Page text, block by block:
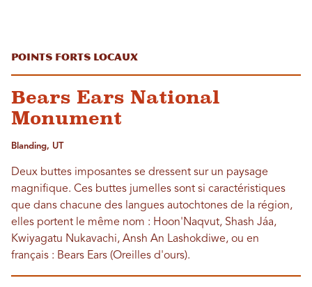
Points forts locaux
Bears Ears National
Monument
Blanding, UT
Deux buttes imposantes se dressent sur un paysage
magnifique. Ces buttes jumelles sont si caractéristiques
que dans chacune des langues autochtones de la région,
elles portent le même nom : Hoon'Naqvut, Shash Jáa,
Kwiyagatu Nukavachi, Ansh An Lashokdiwe, ou en
français : Bears Ears (Oreilles d'ours).